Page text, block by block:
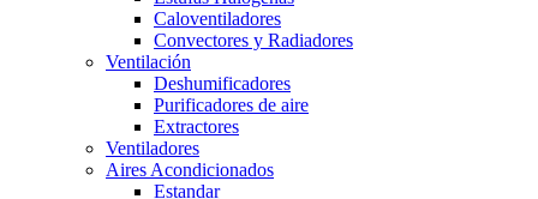
Caloventiladores
Convectores y Radiadores
Ventilación
Deshumificadores
Purificadores de aire
Extractores
Ventiladores
Aires Acondicionados
Estandar